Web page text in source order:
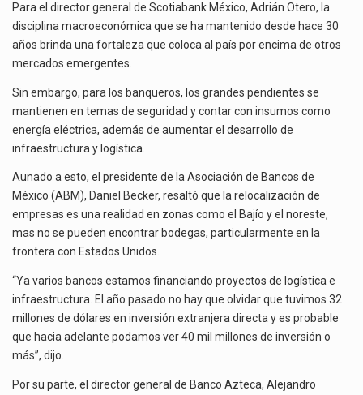
Para el director general de Scotiabank México, Adrián Otero, la
disciplina macroeconómica que se ha mantenido desde hace 30
años brinda una fortaleza que coloca al país por encima de otros
mercados emergentes.
Sin embargo, para los banqueros, los grandes pendientes se
mantienen en temas de seguridad y contar con insumos como
energía eléctrica, además de aumentar el desarrollo de
infraestructura y logística.
Aunado a esto, el presidente de la Asociación de Bancos de
México (ABM), Daniel Becker, resaltó que la relocalización de
empresas es una realidad en zonas como el Bajío y el noreste,
mas no se pueden encontrar bodegas, particularmente en la
frontera con Estados Unidos.
“Ya varios bancos estamos financiando proyectos de logística e
infraestructura. El año pasado no hay que olvidar que tuvimos 32
millones de dólares en inversión extranjera directa y es probable
que hacia adelante podamos ver 40 mil millones de inversión o
más”, dijo.
Por su parte, el director general de Banco Azteca, Alejandro